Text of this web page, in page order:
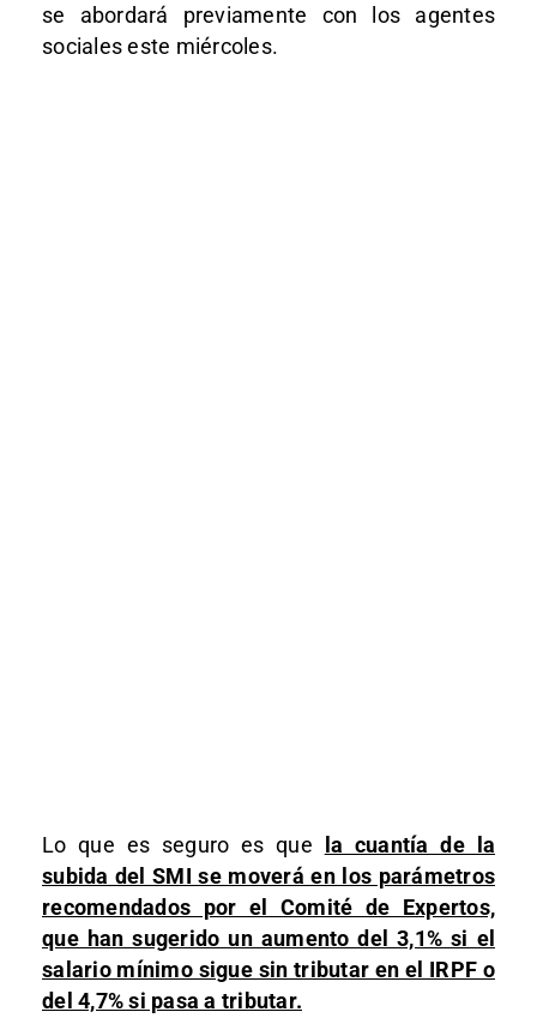
se abordará previamente con los agentes
sociales este miércoles.
Lo que es seguro es que
la cuantía de la
subida del SMI se moverá en los parámetros
recomendados por el Comité de Expertos,
que han sugerido un aumento del 3,1% si el
salario mínimo sigue sin tributar en el IRPF o
del 4,7% si pasa a tributar.